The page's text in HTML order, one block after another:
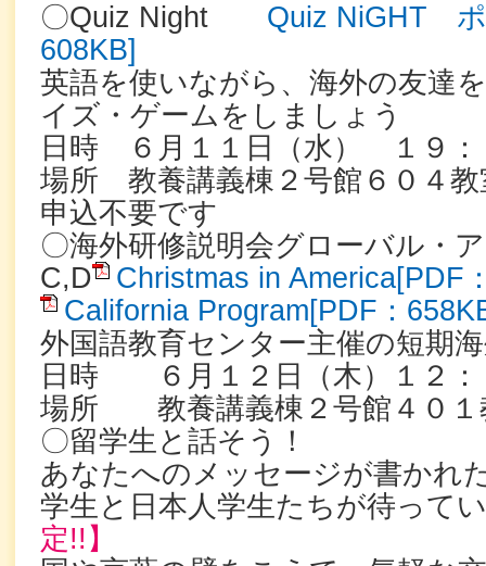
〇Quiz Night Quiz NiGHT
608KB]
英語を使いながら、海外の友達
イズ・ゲームをしましょう
日時 ６月１１日（水） １９：
場所 教養講義棟２号館６０４教
申込不要です
〇海外研修説明会グローバル・
C,D
Christmas in America[PDF
California Program[PDF：
外国語教育センター主催の短期
日時 ６月１２日（木）１２：
場所 教養講義棟２号館４０１
〇留学生と話そう！
あなたへのメッセージが書かれ
学生と日本人学生たちが待って
定!!】